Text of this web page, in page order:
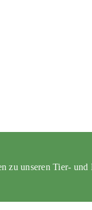
zu unseren Tier-